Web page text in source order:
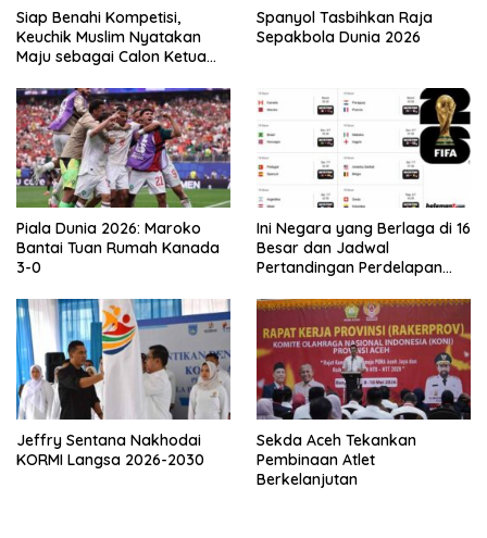
Siap Benahi Kompetisi,
Keuchik Muslim Nyatakan
Maju sebagai Calon Ketua
Spanyol Tasbihkan Raja
Sepakbola Dunia 2026
Piala Dunia 2026: Maroko
Bantai Tuan Rumah Kanada
3-0
Ini Negara yang Berlaga di 16
Besar dan Jadwal
Pertandingan Perdelapan
Jeffry Sentana Nakhodai
KORMI Langsa 2026-2030
Sekda Aceh Tekankan
Pembinaan Atlet
Berkelanjutan